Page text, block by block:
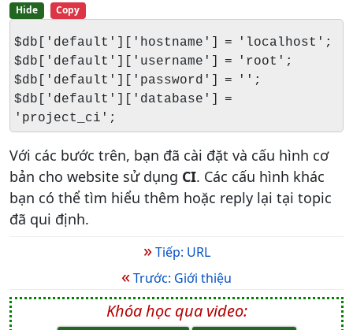
Hide Copy
$db['default']['hostname'] = 'localhost';
$db['default']['username'] = 'root';
$db['default']['password'] = '';
$db['default']['database'] =
'project_ci';
Với các bước trên, bạn đã cài đặt và cấu hình cơ
bản cho website sử dụng CI. Các cấu hình khác
bạn có thể tìm hiểu thêm hoặc reply lại tại topic
đã qui định.
»Tiếp: URL
«Trước: Giới thiệu
Khóa học qua video: